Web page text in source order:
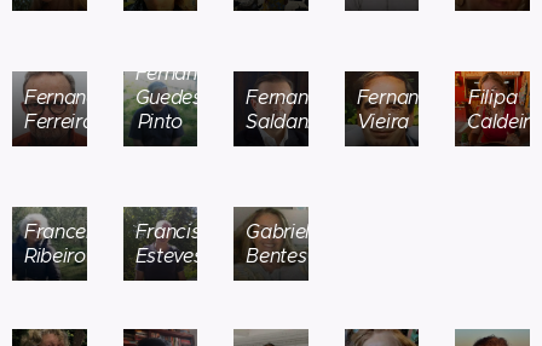
Fernando
Ferreira
Fernando
Guedes
Pinto
Fernando
Saldanha
Fernando
Vieira
Filipa
Caldeira
Francelina
Ribeiro
Francisco
Esteves
Gabriela
Bentes